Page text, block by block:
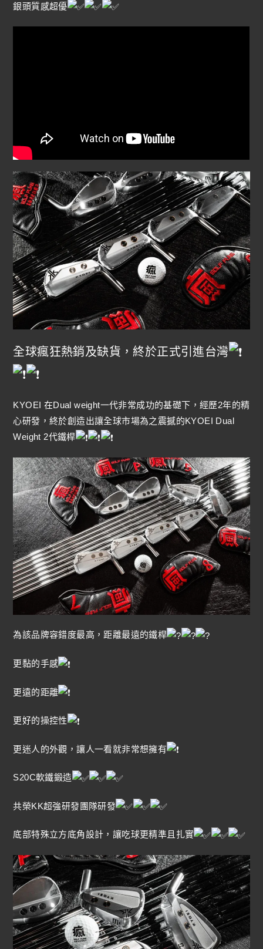
銀頭質感超優
全球瘋狂熱銷及缺貨，終於正式引進台灣
KYOEI 在Dual weight一代非常成功的基礎下，經歷2年的精
心研發，終於創造出讓全球市場為之震撼的KYOEI Dual
Weight 2代鐵桿
為該品牌容錯度最高，距離最遠的鐵桿
更黏的手感
更遠的距離
更好的操控性
更迷人的外觀，讓人一看就非常想擁有
S20C軟鐵鍛造
共榮KK超強研發團隊研發
底部特殊立方底角設計，讓吃球更精準且扎實